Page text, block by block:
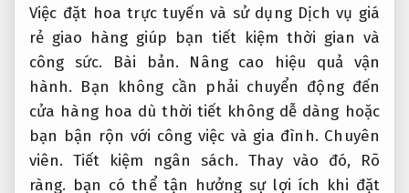
Việc đặt hoa trực tuyến và sử dụng Dịch vụ giá
rẻ giao hàng giúp bạn tiết kiệm thời gian và
công sức.
Bài bản.
Nâng cao hiệu quả vận
hành. Bạn không cần phải chuyển động đến
cửa hàng hoa dù thời tiết không dễ dàng hoặc
bạn bận rộn với công việc và gia đình. Chuyên
viên. Tiết kiệm ngân sách. Thay vào đó,
Rõ
ràng. bạn có thể tận hưởng sự lợi ích khi đặt